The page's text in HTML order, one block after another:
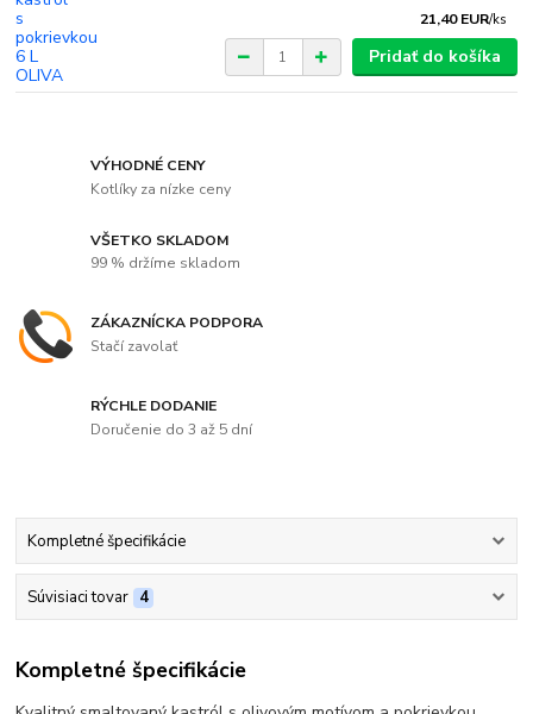
21,40 EUR/ks
Pridať do košíka
VÝHODNÉ CENY
Kotlíky za nízke ceny
VŠETKO SKLADOM
99 % držíme skladom
ZÁKAZNÍCKA PODPORA
Stačí zavolať
RÝCHLE DODANIE
Doručenie do 3 až 5 dní
Kompletné špecifikácie
Súvisiaci tovar 4
Kompletné špecifikácie